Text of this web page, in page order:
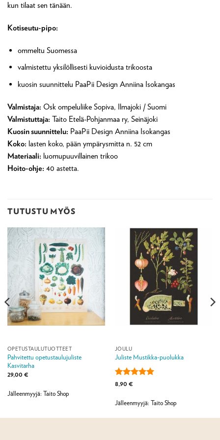
kun tilaat sen tänään.
Kotiseutu-pipo:
ommeltu Suomessa
valmistettu yksilöllisesti kuvioidusta trikoosta
kuosin suunnittelu PaaPii Design Anniina Isokangas
Valmistaja: Osk ompeluliike Sopiva, Ilmajoki / Suomi
Valmistuttaja: Taito Etelä-Pohjanmaa ry, Seinäjoki
Kuosin suunnittelu: PaaPii Design Anniina Isokangas
Koko: lasten koko, pään ympärysmitta n. 52 cm
Materiaali: luomupuuvillainen trikoo
Hoito-ohje: 40 astetta.
TUTUSTU MYÖS
OPETUSTAULUTUOTTEET
Pahvitettu opetustaulujuliste
Kasvitarha
29,00 €
Jälleenmyyjä: Taito Shop
JOULU
Juliste Mustikka-puolukka
Arvostelu
/ 5
8,90 €
Jälleenmyyjä: Taito Shop